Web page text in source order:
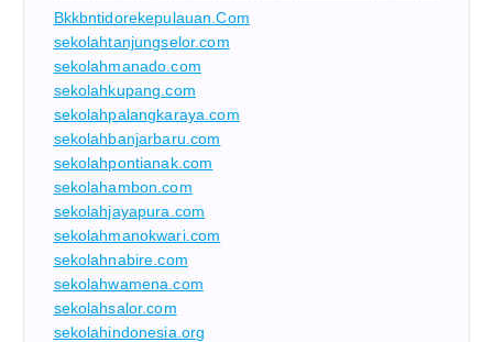
Bkkbntidorekepulauan.com
sekolahtanjungselor.com
sekolahmanado.com
sekolahkupang.com
sekolahpalangkaraya.com
sekolahbanjarbaru.com
sekolahpontianak.com
sekolahambon.com
sekolahjayapura.com
sekolahmanokwari.com
sekolahnabire.com
sekolahwamena.com
sekolahsalor.com
sekolahindonesia.org